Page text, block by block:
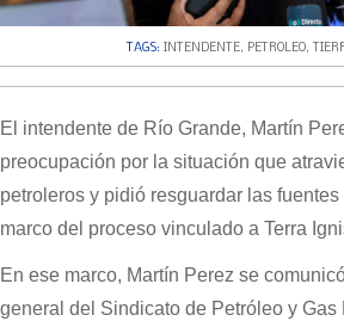
TAGS: INTENDENTE, PETROLEO,
El intendente de Río Grande, Martín
preocupación por la situación que
petroleros y pidió resguardar las fuentes
marco del proceso vinculado a Terra
En ese marco, Martín Perez se
general del Sindicato de Petróleo y Gas